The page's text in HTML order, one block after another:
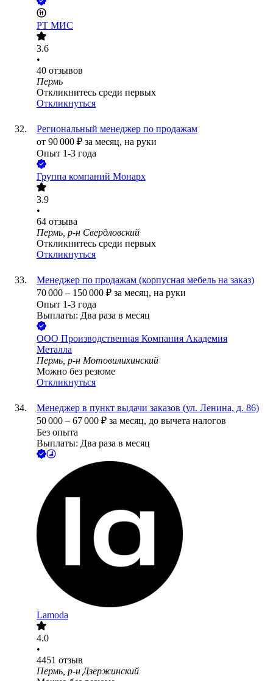
РТ МИС
3.6
•
40 отзывов
Пермь
Откликнитесь среди первых
Откликнуться
Региональный менеджер по продажам
от 90 000 ₽ за месяц, на руки
Опыт 1-3 года
Группа компаний Монарх
3.9
•
64 отзыва
Пермь, р-н Свердловский
Откликнитесь среди первых
Откликнуться
Менеджер по продажам (корпусная мебель на заказ)
70 000 – 150 000 ₽ за месяц, на руки
Опыт 1-3 года
Выплаты: Два раза в месяц
ООО Производственная Компания Академия
Металла
Пермь, р-н Мотовилихинский
Можно без резюме
Откликнуться
Менеджер в пункт выдачи заказов (ул. Ленина, д. 86)
50 000 – 67 000 ₽ за месяц, до вычета налогов
Без опыта
Выплаты: Два раза в месяц
Lamoda
4.0
•
4451 отзыв
Пермь, р-н Дзержинский